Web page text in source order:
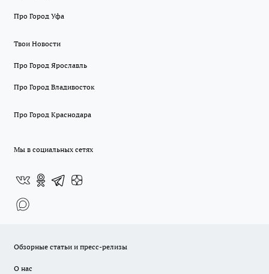
Про Город Уфа
Твои Новости
Про Город Ярославль
Про Город Владивосток
Про Город Краснодара
Мы в социальных сетях
Обзорные статьи и пресс-релизы
О нас